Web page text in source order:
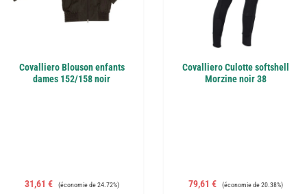
Covalliero Blouson enfants
dames 152/158 noir
Prix de vente :
31,61 € Prix régulier :
(économie de 24.72%)
Covalliero Culotte softshell
Morzine noir 38
Prix de vente :
79,61 € Prix régulier :
(économie de 20.38%)